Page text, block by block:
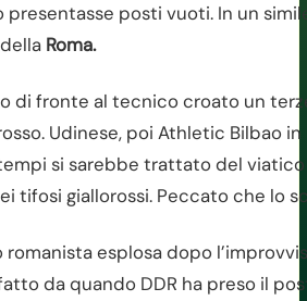
presentasse posti vuoti. In un
Roma.
di fronte al tecnico croato un
Udinese, poi Athletic Bilbao
si sarebbe trattato del viatico
tifosi giallorossi. Peccato che lo
esplosa dopo
da quando DDR ha preso il